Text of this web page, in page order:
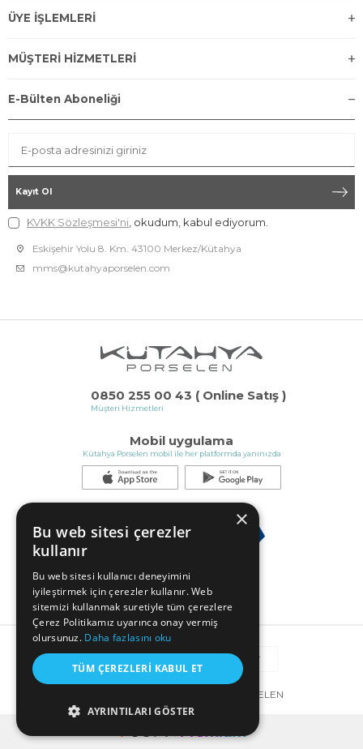
0850 255 00 43 ( Online Satış )
Müşteri Hizmetleri
Mobil uygulama
Kütahya Porselen mobil ile her platformda yanınızda
ÜYE İŞLEMLERİ
MÜŞTERİ HİZMETLERİ
E-Bülten Aboneliği
Kayıt Ol
KVKK Sözleşmesi'ni , okudum, kabul ediyorum.
Eskişehir Yolu 8. Km. 43100 Merkez/Kütahya
mms@kutahyaporselen.com
© COPYRIGHT 2025 KÜTAHYA PORSELEN
×
Bu web sitesi çerezler
kullanır
Bu web sitesi kullanıcı deneyimini
iyileştirmek için çerezler kullanır. Web
sitemizi kullanmak suretiyle tüm çerezlere
Çerez Politikamız uyarınca onay vermiş
olursunuz. Daha fazlasını oku
TÜM ÇEREZLERI KABUL ET
AYRINTILARI GÖSTER